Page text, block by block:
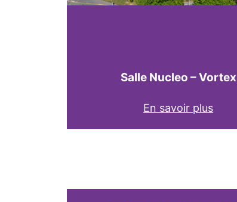
Salle Nucleo – Vortex
En savoir plus